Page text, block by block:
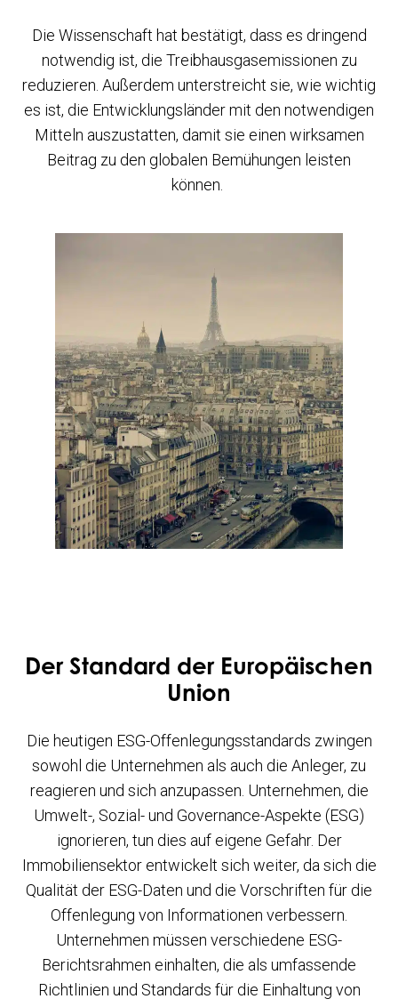
Die Wissenschaft hat bestätigt, dass es dringend
notwendig ist, die Treibhausgasemissionen zu
reduzieren. Außerdem unterstreicht sie, wie wichtig
es ist, die Entwicklungsländer mit den notwendigen
Mitteln auszustatten, damit sie einen wirksamen
Beitrag zu den globalen Bemühungen leisten
können.
Der Standard der Europäischen
Union
Die heutigen ESG-Offenlegungsstandards zwingen
sowohl die Unternehmen als auch die Anleger, zu
reagieren und sich anzupassen. Unternehmen, die
Umwelt-, Sozial- und Governance-Aspekte (ESG)
ignorieren, tun dies auf eigene Gefahr. Der
Immobiliensektor entwickelt sich weiter, da sich die
Qualität der ESG-Daten und die Vorschriften für die
Offenlegung von Informationen verbessern.
Unternehmen müssen verschiedene ESG-
Berichtsrahmen einhalten, die als umfassende
Richtlinien und Standards für die Einhaltung von